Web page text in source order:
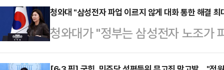
청와대 "삼성전자 파업 이르지 않게 대화 통한 해결 최
청와대가 "정부는 삼성전자 노조가
결할 수 있도록 모든 지원을 아끼지